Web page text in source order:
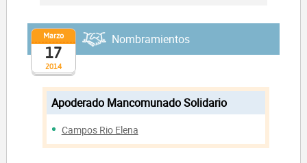
2014
Marzo
17
Nombramientos
Apoderado Mancomunado Solidario
Campos Rio Elena